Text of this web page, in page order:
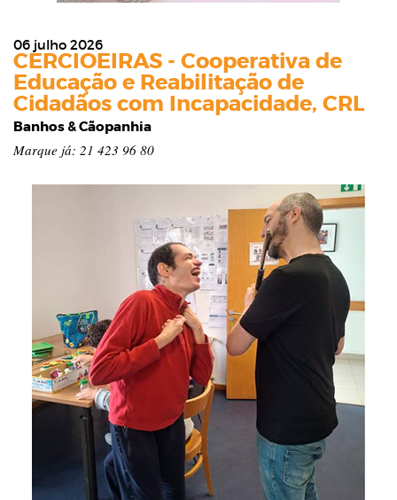
06 julho 2026
CERCIOEIRAS - Cooperativa de
Educação e Reabilitação de
Cidadãos com Incapacidade, CRL
Banhos & Cãopanhia
Marque já: 21 423 96 80